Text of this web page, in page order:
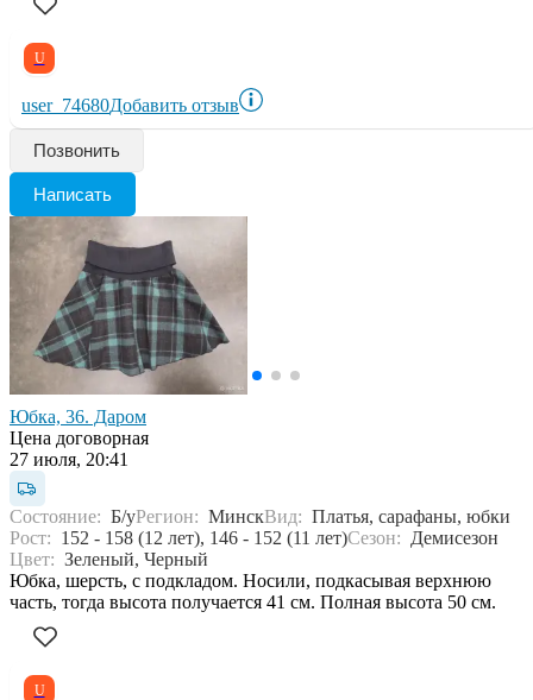
U
user_74680Добавить отзыв
Позвонить
Написать
Юбка, 36. Даром
Цена договорная
27 июля, 20:41
Состояние: Б/уРегион: МинскВид: Платья, сарафаны, юбки
Рост: 152 - 158 (12 лет), 146 - 152 (11 лет)Сезон: Демисезон
Цвет: Зеленый, Черный
Юбка, шерсть, с подкладом. Носили, подкасывая верхнюю
часть, тогда высота получается 41 см. Полная высота 50 см.
U